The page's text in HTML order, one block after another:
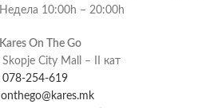
Недела 10:00h – 20:00h
Kares On The Go
Skopje City Mall – II кат
078-254-619
onthego@kares.mk